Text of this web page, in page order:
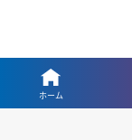
ホーム